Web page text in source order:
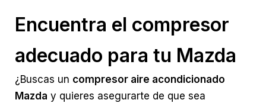
Encuentra el compresor
adecuado para tu Mazda
¿Buscas un compresor aire acondicionado
Mazda y quieres asegurarte de que sea